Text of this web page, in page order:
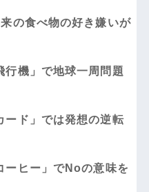
の食べ物の好き嫌いが
行機」で地球一周問題
ード」では発想の逆転
ーヒー」でNoの意味を